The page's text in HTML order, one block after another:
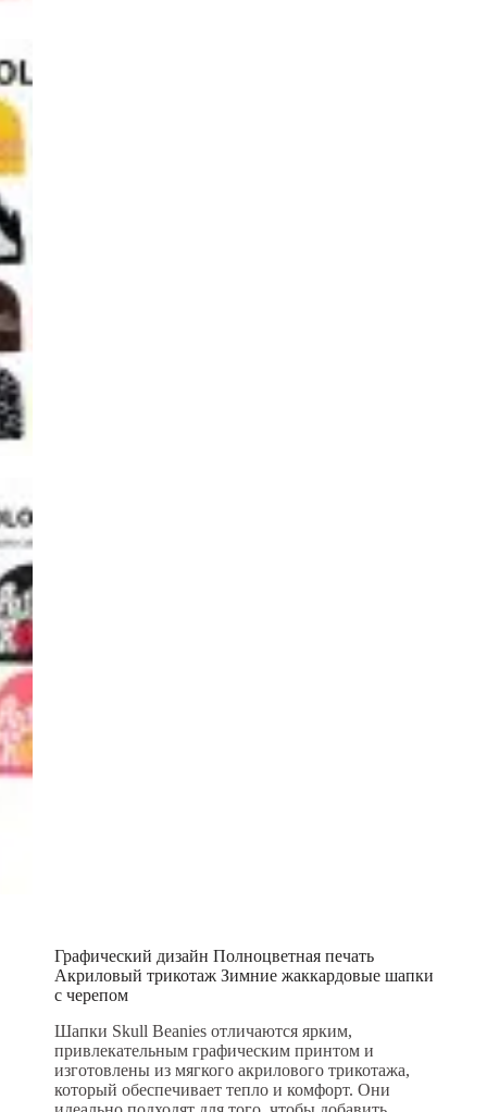
Графический дизайн Полноцветная печать
Акриловый трикотаж Зимние жаккардовые шапки
с черепом
Шапки Skull Beanies отличаются ярким,
привлекательным графическим принтом и
изготовлены из мягкого акрилового трикотажа,
который обеспечивает тепло и комфорт. Они